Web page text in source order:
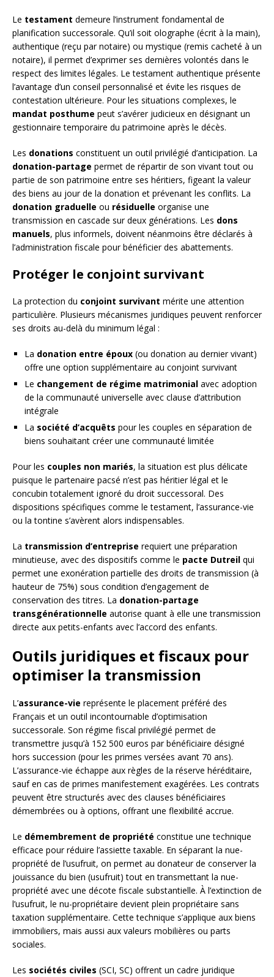
Le testament demeure l’instrument fondamental de
planification successorale. Qu’il soit olographe (écrit à la main),
authentique (reçu par notaire) ou mystique (remis cacheté à un
notaire), il permet d’exprimer ses dernières volontés dans le
respect des limites légales. Le testament authentique présente
l’avantage d’un conseil personnalisé et évite les risques de
contestation ultérieure. Pour les situations complexes, le
mandat posthume peut s’avérer judicieux en désignant un
gestionnaire temporaire du patrimoine après le décès.
Les donations constituent un outil privilégié d’anticipation. La
donation-partage permet de répartir de son vivant tout ou
partie de son patrimoine entre ses héritiers, figeant la valeur
des biens au jour de la donation et prévenant les conflits. La
donation graduelle ou résiduelle organise une
transmission en cascade sur deux générations. Les dons
manuels, plus informels, doivent néanmoins être déclarés à
l’administration fiscale pour bénéficier des abattements.
Protéger le conjoint survivant
La protection du conjoint survivant mérite une attention
particulière. Plusieurs mécanismes juridiques peuvent renforcer
ses droits au-delà du minimum légal :
La donation entre époux (ou donation au dernier vivant)
offre une option supplémentaire au conjoint survivant
Le changement de régime matrimonial avec adoption
de la communauté universelle avec clause d’attribution
intégrale
La société d’acquêts pour les couples en séparation de
biens souhaitant créer une communauté limitée
Pour les couples non mariés, la situation est plus délicate
puisque le partenaire pacsé n’est pas héritier légal et le
concubin totalement ignoré du droit successoral. Des
dispositions spécifiques comme le testament, l’assurance-vie
ou la tontine s’avèrent alors indispensables.
La transmission d’entreprise requiert une préparation
minutieuse, avec des dispositifs comme le pacte Dutreil qui
permet une exonération partielle des droits de transmission (à
hauteur de 75%) sous condition d’engagement de
conservation des titres. La donation-partage
transgénérationnelle autorise quant à elle une transmission
directe aux petits-enfants avec l’accord des enfants.
Outils juridiques et fiscaux pour
optimiser la transmission
L’assurance-vie représente le placement préféré des
Français et un outil incontournable d’optimisation
successorale. Son régime fiscal privilégié permet de
transmettre jusqu’à 152 500 euros par bénéficiaire désigné
hors succession (pour les primes versées avant 70 ans).
L’assurance-vie échappe aux règles de la réserve héréditaire,
sauf en cas de primes manifestement exagérées. Les contrats
peuvent être structurés avec des clauses bénéficiaires
démembrées ou à options, offrant une flexibilité accrue.
Le démembrement de propriété constitue une technique
efficace pour réduire l’assiette taxable. En séparant la nue-
propriété de l’usufruit, on permet au donateur de conserver la
jouissance du bien (usufruit) tout en transmettant la nue-
propriété avec une décote fiscale substantielle. À l’extinction de
l’usufruit, le nu-propriétaire devient plein propriétaire sans
taxation supplémentaire. Cette technique s’applique aux biens
immobiliers, mais aussi aux valeurs mobilières ou parts
sociales.
Les sociétés civiles (SCI, SC) offrent un cadre juridique